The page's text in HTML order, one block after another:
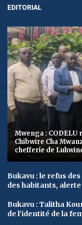
EDITORIAL
Mwenga :
Chibwire Cha
chefferie de
Bukavu : le refus
des habitants,
Bukavu : Talitha
de l’identité de la